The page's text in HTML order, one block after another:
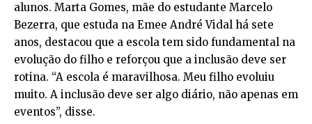
alunos. Marta Gomes, mãe do estudante Marcelo
Bezerra, que estuda na Emee André Vidal há sete
anos, destacou que a escola tem sido fundamental na
evolução do filho e reforçou que a inclusão deve ser
rotina. “A escola é maravilhosa. Meu filho evoluiu
muito. A inclusão deve ser algo diário, não apenas em
eventos”, disse.